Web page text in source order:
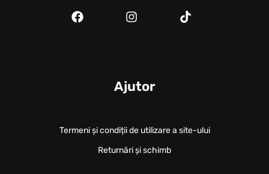
Ajutor
Termeni și condiții de utilizare a site-ului
Returnări și schimb